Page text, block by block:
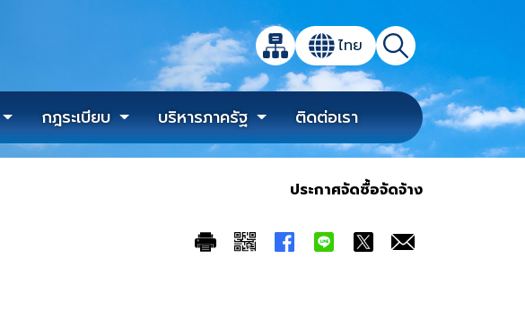
แผนผังเว็บไซต์
เปลี่ยนภาษา
ไทย ค้นหา
เปิดกล่องค้นหาข้อมูลหลักของเว็บไซต์
กฎระเบียบ บริหารภาครัฐ ติดต่อเรา
ประกาศจัดซื้อจัดจ้าง